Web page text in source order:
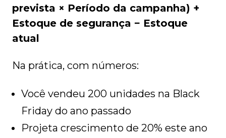
prevista × Período da campanha) +
Estoque de segurança − Estoque
atual
Na prática, com números:
Você vendeu 200 unidades na Black
Friday do ano passado
Projeta crescimento de 20% este ano